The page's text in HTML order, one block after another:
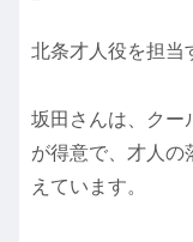
北条才人役を担当
坂田さんは、クー
が得意で、才人の
えています。